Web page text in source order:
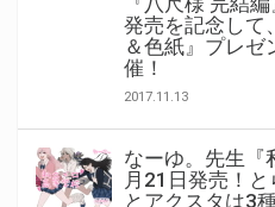
発売を記念して
＆色紙』プレゼ
催！
2017.11.13
なーゆ。先生『
月21日発売！
とアクスタは3種